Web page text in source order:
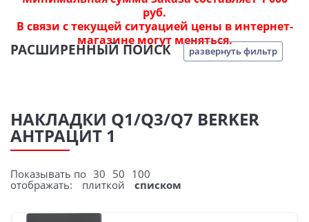
руб.
В связи с текущей ситуацией цены в интернет-
магазине могут меняться.
РАСШИРЕННЫЙ ПОИСК развернуть фильтр
НАКЛАДКИ Q1/Q3/Q7 BERKER
АНТРАЦИТ 1
Показывать по 30 50 100
отображать:
плиткой списком